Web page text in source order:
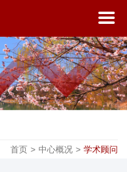
首页 > 中心概况 > 学术顾问